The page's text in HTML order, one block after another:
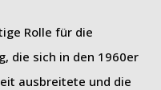
Rolle für die
die sich in den 1960er
ausbreitete und die